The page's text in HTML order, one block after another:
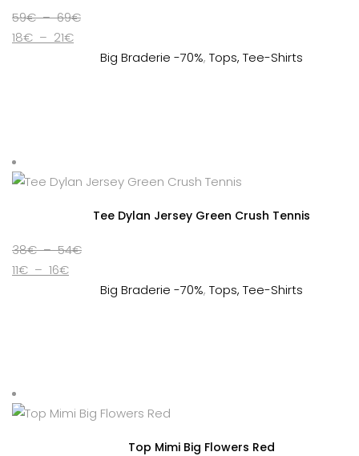
59€–69€Plage
prix :
18€ – 21€Plage
Big Braderie -70%, Tops, Tee-Shirts
Tee Dylan Jersey Green Crush Tennis
38€–54€Plage
prix :
11€ – 16€Plage
Big Braderie -70%, Tops, Tee-Shirts
Top Mimi Big Flowers Red